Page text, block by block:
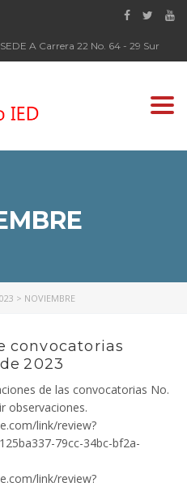
SEDE A Carrera 22 No. 64 - 29 Sur
> NOVIEMBRE
convocatorias
2023
de las convocatorias No.
observaciones.
link/review?
79cc-34bc-bf2a-
link/review?